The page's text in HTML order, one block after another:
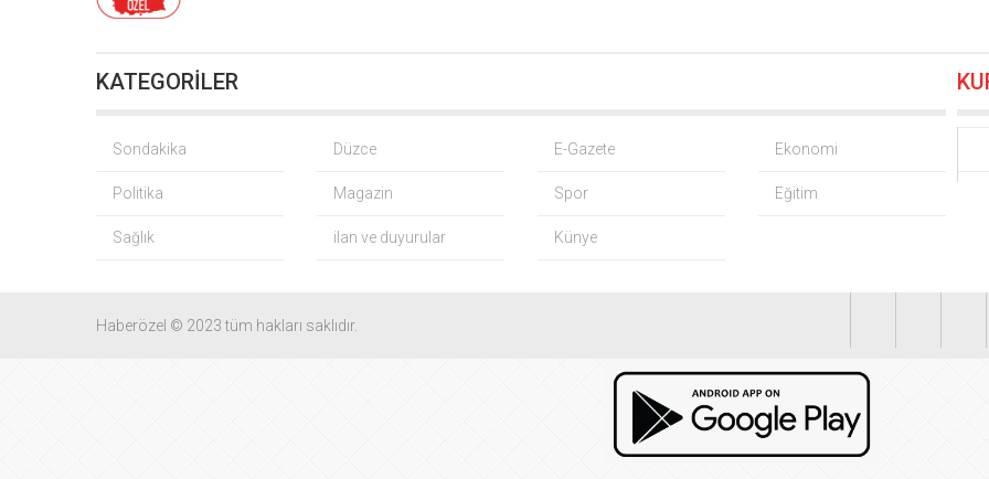
06.08.2026
Yağış sonrası deniz uyarısı! Bulanık ve kötü kokulu suda yüzmeyin
Gürsel Tekin’den ‘tutarlılık’ mesajı… Tarihi meselelerde pusula net olmalı
BNP Paribas Cardif Türkiye’nin İç Denetim Direktörü Mustafa Güneş oldu
TOFAŞ’ın rakipleri belli oldu! İşte yeni sezon fikstürü
KATEGORİLER
Sondakika Düzce E-Gazete Ekonomi
Politika Magazin Spor Eğitim
Sağlık ilan ve duyurular Künye
Haberözel © 2023 tüm hakları saklıdır.